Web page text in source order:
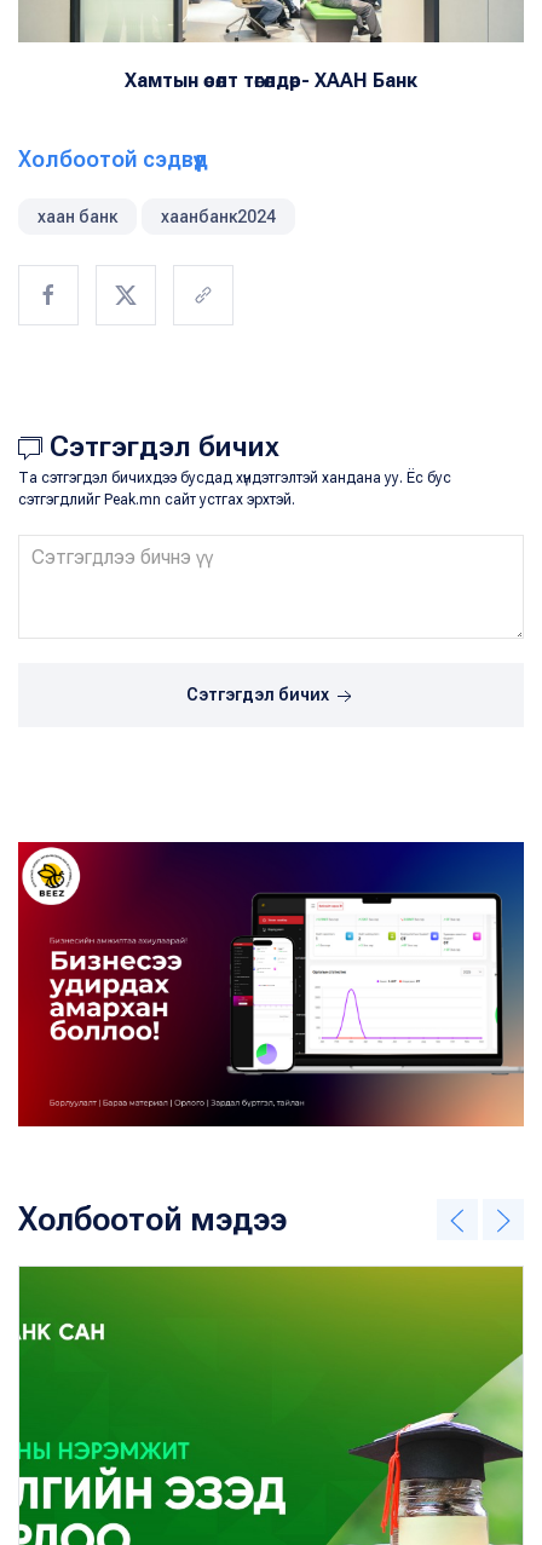
Хамтын өсөлт төгөлдөр- ХААН Банк
Холбоотой сэдвүүд
хаан банк хаанбанк2024
Сэтгэгдэл бичих
Та сэтгэгдэл бичихдээ бусдад хүндэтгэлтэй хандана уу. Ёс бус
сэтгэгдлийг Peak.mn сайт устгах эрхтэй.
Сэтгэгдэл бичих
Холбоотой мэдээ